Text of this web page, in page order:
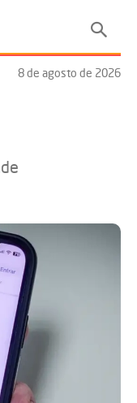
8 de agosto de 2026